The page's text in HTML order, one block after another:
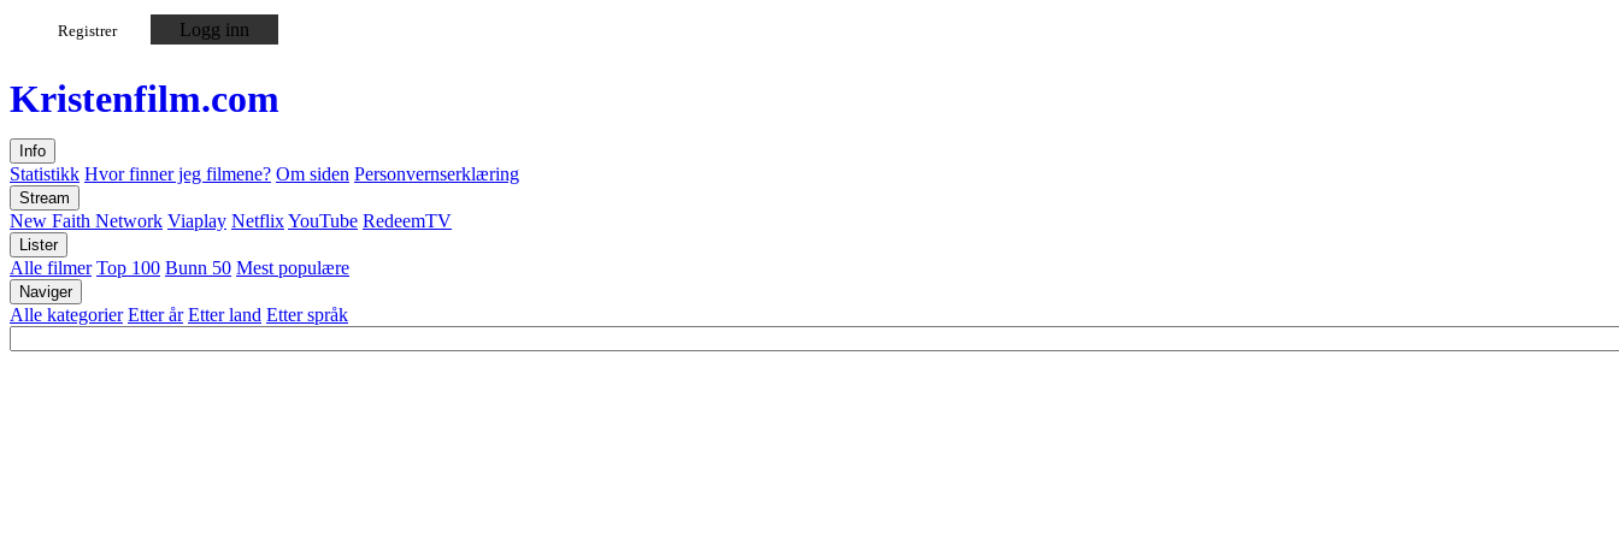
Registrer Logg inn
Kristenfilm.com
Info
Statistikk Hvor finner jeg filmene? Om siden Personvernserklæring
Stream
New Faith Network Viaplay NetflixYouTube RedeemTV
Lister
Alle filmer Top 100 Bunn 50 Mest populære
Naviger
Alle kategorier Etter år Etter land Etter språk